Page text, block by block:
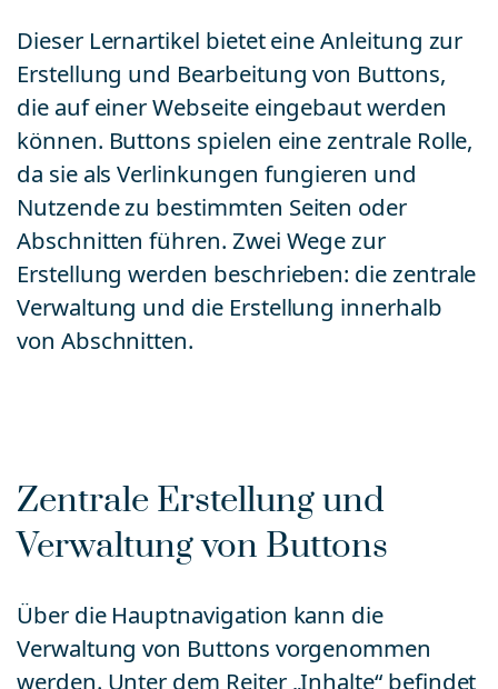
Dieser Lernartikel bietet eine Anleitung zur
Erstellung und Bearbeitung von Buttons,
die auf einer Webseite eingebaut werden
können. Buttons spielen eine zentrale Rolle,
da sie als Verlinkungen fungieren und
Nutzende zu bestimmten Seiten oder
Abschnitten führen. Zwei Wege zur
Erstellung werden beschrieben: die zentrale
Verwaltung und die Erstellung innerhalb
von Abschnitten.
Zentrale Erstellung und
Verwaltung von Buttons
Über die Hauptnavigation kann die
Verwaltung von Buttons vorgenommen
werden. Unter dem Reiter „Inhalte“ befindet